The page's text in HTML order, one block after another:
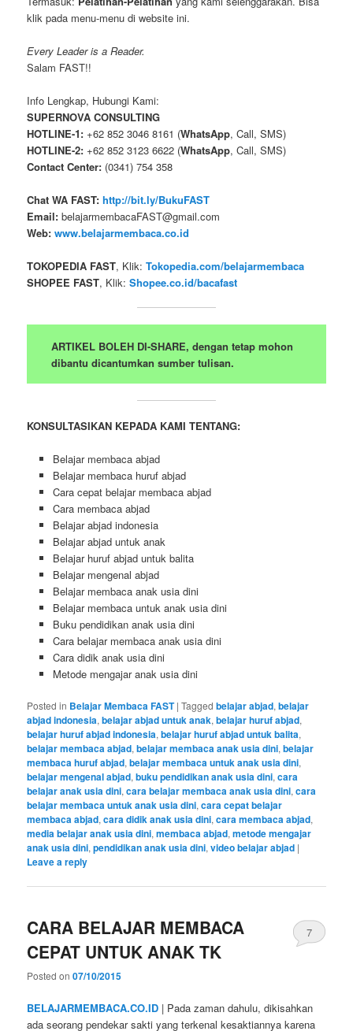
klik pada menu-menu di website ini.
Every Leader is a Reader.
Salam FAST!!
Info Lengkap, Hubungi Kami:
SUPERNOVA CONSULTING
HOTLINE-1: +62 852 3046 8161 (WhatsApp, Call, SMS)
HOTLINE-2: +62 852 3123 6622 (WhatsApp, Call, SMS)
Contact Center: (0341) 754 358
Chat WA FAST: http://bit.ly/BukuFAST
Email: belajarmembacaFAST@gmail.com
Web: www.belajarmembaca.co.id
TOKOPEDIA FAST, Klik:Tokopedia.com/belajarmembaca
SHOPEE FAST, Klik:Shopee.co.id/bacafast
ARTIKEL BOLEH DI-SHARE, dengan tetap mohon
dibantu dicantumkan sumber tulisan.
KONSULTASIKAN KEPADA KAMI TENTANG:
Belajar membaca abjad
Belajar membaca huruf abjad
Cara cepat belajar membaca abjad
Cara membaca abjad
Belajar abjad indonesia
Belajar abjad untuk anak
Belajar huruf abjad untuk balita
Belajar mengenal abjad
Belajar membaca anak usia dini
Belajar membaca untuk anak usia dini
Buku pendidikan anak usia dini
Cara belajar membaca anak usia dini
Cara didik anak usia dini
Metode mengajar anak usia dini
Posted in Belajar Membaca FAST |Tagged belajar abjad,belajar
abjad indonesia,belajar abjad untuk anak,belajar huruf abjad,
belajar huruf abjad indonesia,belajar huruf abjad untuk balita,
belajar membaca abjad,belajar membaca anak usia dini,belajar
membaca huruf abjad,belajar membaca untuk anak usia dini,
belajar mengenal abjad,buku pendidikan anak usia dini,cara
belajar anak usia dini,cara belajar membaca anak usia dini,cara
belajar membaca untuk anak usia dini,cara cepat belajar
membaca abjad,cara didik anak usia dini,cara membaca abjad,
media belajar anak usia dini,membaca abjad,metode mengajar
anak usia dini,pendidikan anak usia dini,video belajar abjad |
Leave a reply
CARA BELAJAR MEMBACA
CEPAT UNTUK ANAK TK
Posted on07/10/2015
7
BELAJARMEMBACA.CO.ID | Pada zaman dahulu, dikisahkan
ada seorang pendekar sakti yang terkenal kesaktiannya karena